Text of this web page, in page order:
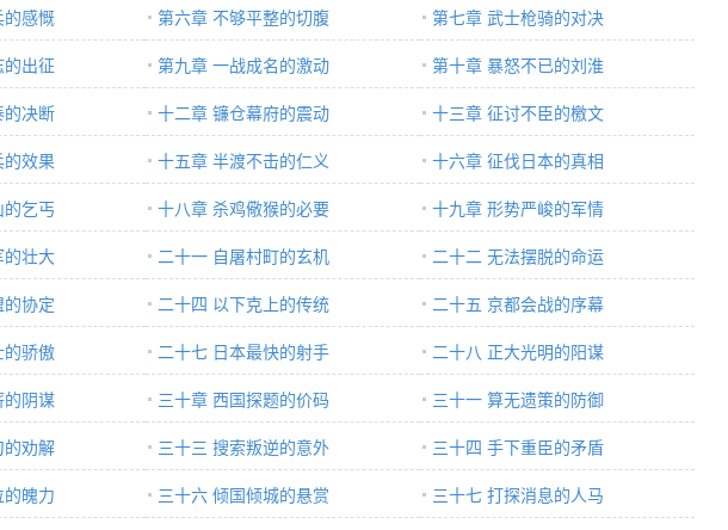
的感慨
第六章 不够平整的切腹
第七章 武士枪骑的对决
出征
第九章 一战成名的激动
第十章 暴怒不已的刘淮
决断
十二章 镰仓幕府的震动
十三章 征讨不臣的檄文
效果
十五章 半渡不击的仁义
十六章 征伐日本的真相
乞丐
十八章 杀鸡儆猴的必要
十九章 形势严峻的军情
壮大
二十一 自屠村町的玄机
二十二 无法摆脱的命运
协定
二十四 以下克上的传统
二十五 京都会战的序幕
骄傲
二十七 日本最快的射手
二十八 正大光明的阳谋
阴谋
三十章 西国探题的价码
三十一 算无遗策的防御
的劝解
三十三 搜索叛逆的意外
三十四 手下重臣的矛盾
魄力
三十六 倾国倾城的悬赏
三十七 打探消息的人马